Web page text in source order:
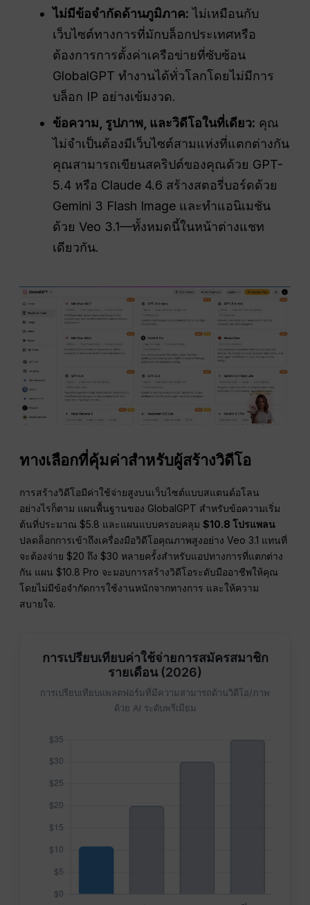
ไม่มีข้อจำกัดด้านภูมิภาค: ไม่เหมือนกับ
เว็บไซต์ทางการที่มักบล็อกประเทศหรือ
ต้องการการตั้งค่าเครือข่ายที่ซับซ้อน
GlobalGPT ทำงานได้ทั่วโลกโดยไม่มีการ
บล็อก IP อย่างเข้มงวด.
ข้อความ, รูปภาพ, และวิดีโอในที่เดียว: คุณ
ไม่จำเป็นต้องมีเว็บไซต์สามแห่งที่แตกต่างกัน
คุณสามารถเขียนสคริปต์ของคุณด้วย GPT-
5.4 หรือ Claude 4.6 สร้างสตอรี่บอร์ดด้วย
Gemini 3 Flash Image และทำแอนิเมชัน
ด้วย Veo 3.1—ทั้งหมดนี้ในหน้าต่างแชท
เดียวกัน.
ทางเลือกที่คุ้มค่าสำหรับผู้สร้างวิดีโอ
การสร้างวิดีโอมีค่าใช้จ่ายสูงบนเว็บไซต์แบบสแตนด์อโลน
อย่างไรก็ตาม แผนพื้นฐานของ GlobalGPT สำหรับข้อความเริ่ม
ต้นที่ประมาณ $5.8 และแผนแบบครอบคลุม$10.8 โปรแพลน
ปลดล็อกการเข้าถึงเครื่องมือวิดีโอคุณภาพสูงอย่าง Veo 3.1 แทนที่
จะต้องจ่าย $20 ถึง $30 หลายครั้งสำหรับแอปทางการที่แตกต่าง
กัน แผน $10.8 Pro จะมอบการสร้างวิดีโอระดับมืออาชีพให้คุณ
โดยไม่มีข้อจำกัดการใช้งานหนักจากทางการ และให้ความ
สบายใจ.
การเปรียบเทียบค่าใช้จ่ายการสมัครสมาชิก
รายเดือน (2026)
การเปรียบเทียบแพลตฟอร์มที่มีความสามารถด้านวิดีโอ/ภาพ
ด้วย AI ระดับพรีเมียม